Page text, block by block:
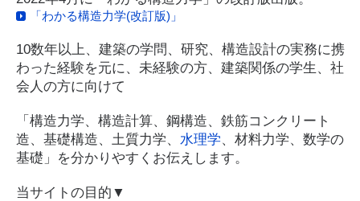
「わかる構造力学(改訂版)」
10数年以上、建築の学問、研究、構造設計の実務に携
わった経験を元に、未経験の方、建築関係の学生、社
会人の方に向けて
「構造力学、構造計算、鋼構造、鉄筋コンクリート
造、基礎構造、土質力学、 水理学、材料力学、数学の
基礎」を分かりやすくお伝えします。
当サイトの目的▼